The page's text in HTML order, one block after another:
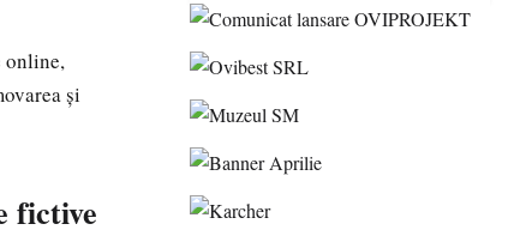
online,
și
fictive
indicatori economici”